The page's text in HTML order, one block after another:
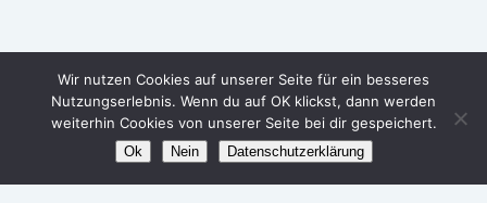
Wir nutzen Cookies auf unserer Seite für ein besseres
Nutzungserlebnis. Wenn du auf OK klickst, dann werden
weiterhin Cookies von unserer Seite bei dir gespeichert.
Ok Nein Datenschutzerklärung